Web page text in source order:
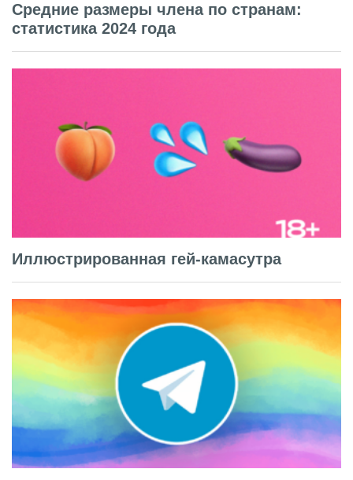
Средние размеры члена по странам:
статистика 2024 года
Иллюстрированная гей-камасутра